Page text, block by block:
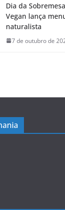
Dia da
Vegan lança
naturalista
7 de outubro de